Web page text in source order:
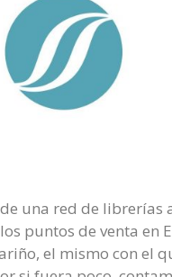
una red de
puntos de venta
el mismo con el